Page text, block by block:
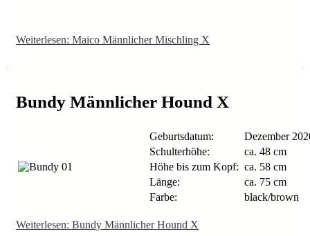
Weiterlesen: Maico Männlicher Mischling X
Bundy Männlicher Hound X
Geburtsdatum:
Dezember
Schulterhöhe:
ca. 48 cm
Höhe bis zum Kopf: ca. 58 cm
Länge:
ca. 75 cm
Farbe:
black/brown
Weiterlesen: Bundy Männlicher Hound X